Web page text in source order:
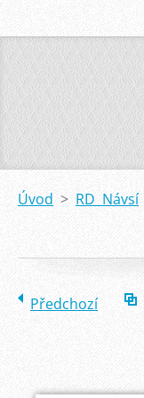
Úvod > RD Návsí
Předchozí